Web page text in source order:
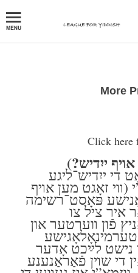
More
Click here
ייִדיש?)
ביז 2009 האָט די ייִדיש־ליגע
(װי זאָגט מען אױף
פּאָסט־רשימה
ציל צו
פֿון װערטער און
נישט לײַכט אָדער
די שױן פֿאַראַנענע